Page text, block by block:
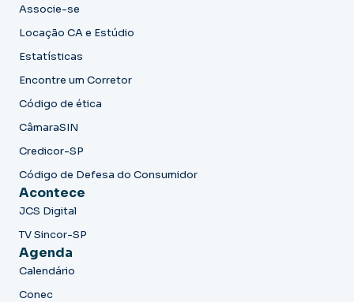
Associe-se
Locação CA e Estúdio
Estatísticas
Encontre um Corretor
Código de ética
CâmaraSIN
Credicor-SP
Código de Defesa do Consumidor
Acontece
JCS Digital
TV Sincor-SP
Agenda
Calendário
Conec